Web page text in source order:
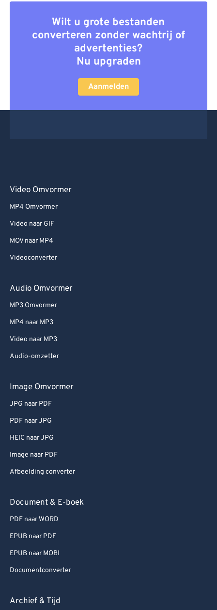
Wilt u grote bestanden
converteren zonder wachtrij of
advertenties?
Nu upgraden
Aanmelden
Video Omvormer
MP4 Omvormer
Video naar GIF
MOV naar MP4
Videoconverter
Audio Omvormer
MP3 Omvormer
MP4 naar MP3
Video naar MP3
Audio-omzetter
Image Omvormer
JPG naar PDF
PDF naar JPG
HEIC naar JPG
Image naar PDF
Afbeelding converter
Document & E-boek
PDF naar WORD
EPUB naar PDF
EPUB naar MOBI
Documentconverter
Archief & Tijd